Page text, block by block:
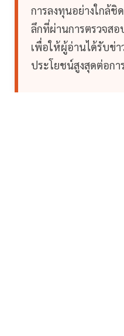
การลงทุนอย่างใกล้ชิ
ลึกที่ผ่านการตรวจส
เพื่อให้ผู้อ่านได้รับข่
ประโยชน์สูงสุดต่อกา